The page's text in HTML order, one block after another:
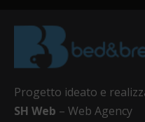
Progetto ideato e
SH Web – Web Agency